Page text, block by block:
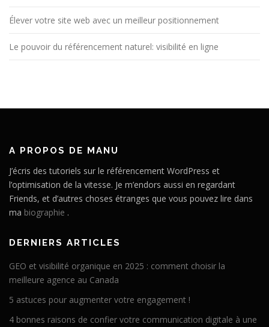
Élever votre site web avec un meilleur positionnement
Le pouvoir du référencement naturel: visibilité en ligne
A PROPOS DE MANU
J’écris des tutoriels sur le référencement WordPress et
l’optimisation de la vitesse. Je m’endors aussi en regardant
Friends, et d’autres choses étranges que vous pouvez lire dans
ma biographie .
DERNIERS ARTICLES
GEO et visibilité organique en 2025 : comment choisir la
meilleure agence au Canada
5 astuces pour augmenter votre engagement !
4 bonnes raisons de confier votre communication digitale à une